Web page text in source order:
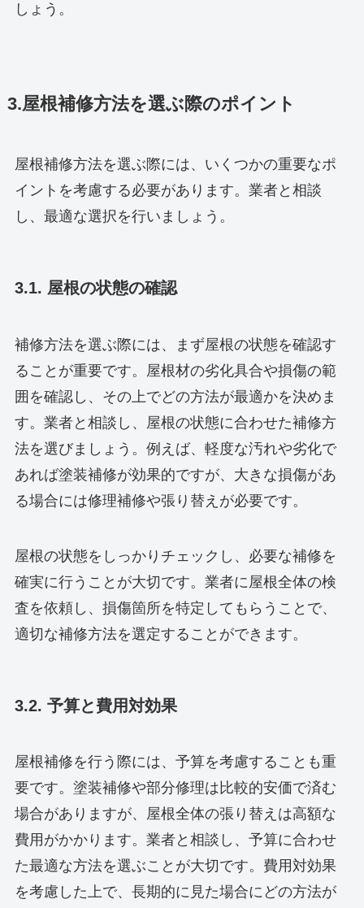
しょう。
3.屋根補修方法を選ぶ際のポイント
屋根補修方法を選ぶ際には、いくつかの重要なポ
イントを考慮する必要があります。業者と相談
し、最適な選択を行いましょう。
3.1. 屋根の状態の確認
補修方法を選ぶ際には、まず屋根の状態を確認す
ることが重要です。屋根材の劣化具合や損傷の範
囲を確認し、その上でどの方法が最適かを決めま
す。業者と相談し、屋根の状態に合わせた補修方
法を選びましょう。例えば、軽度な汚れや劣化で
あれば塗装補修が効果的ですが、大きな損傷があ
る場合には修理補修や張り替えが必要です。
屋根の状態をしっかりチェックし、必要な補修を
確実に行うことが大切です。業者に屋根全体の検
査を依頼し、損傷箇所を特定してもらうことで、
適切な補修方法を選定することができます。
3.2. 予算と費用対効果
屋根補修を行う際には、予算を考慮することも重
要です。塗装補修や部分修理は比較的安価で済む
場合がありますが、屋根全体の張り替えは高額な
費用がかかります。業者と相談し、予算に合わせ
た最適な方法を選ぶことが大切です。費用対効果
を考慮した上で、長期的に見た場合にどの方法が